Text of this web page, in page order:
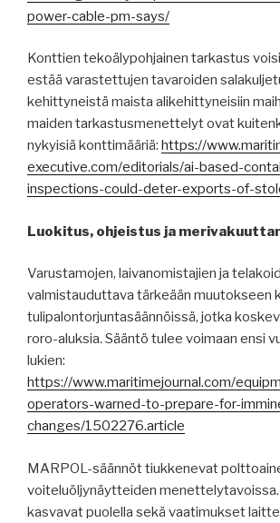
power-cable-pm-says/
Konttien tekoälypohjainen tarkastus
estää varastettujen tavaroiden
kehittyneistä maista alikehittyneisiin
maiden tarkastusmenettelyt ovat
nykyisiä konttimääriä: https://
executive.com/editorials/ai-based-
inspections-could-deter-exports-of-
Luokitus, ohjeistus ja
Varustamojen, laivanomistajien ja
valmistauduttava tärkeään muutokseen
tulipalontorjuntasäännöissä, jotka
roro-aluksia. Sääntö tulee voimaan ensi
lukien:
https://www.maritimejournal.com/
operators-warned-to-prepare-for-
changes/1502276.article
MARPOL-säännöt tiukkenevat
voiteluöljynäytteiden
kasvavat puolella sekä vaatimukset